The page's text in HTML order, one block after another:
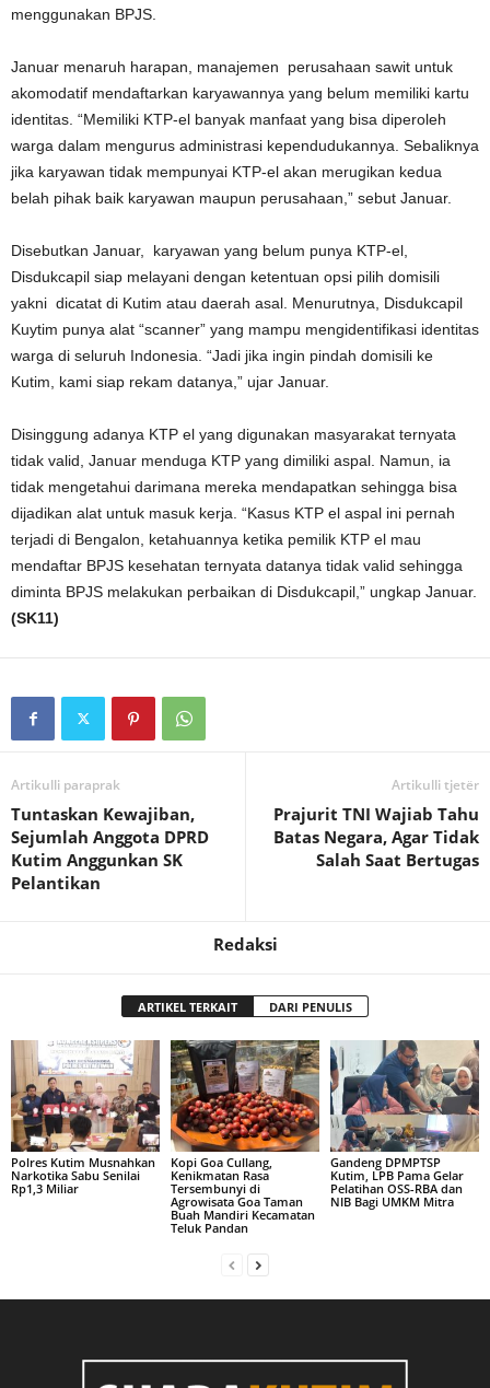
menggunakan BPJS.
Januar menaruh harapan, manajemen perusahaan sawit untuk
akomodatif mendaftarkan karyawannya yang belum memiliki kartu
identitas. “Memiliki KTP-el banyak manfaat yang bisa diperoleh
warga dalam mengurus administrasi kependudukannya. Sebaliknya
jika karyawan tidak mempunyai KTP-el akan merugikan kedua
belah pihak baik karyawan maupun perusahaan,” sebut Januar.
Disebutkan Januar, karyawan yang belum punya KTP-el,
Disdukcapil siap melayani dengan ketentuan opsi pilih domisili
yakni dicatat di Kutim atau daerah asal. Menurutnya, Disdukcapil
Kuytim punya alat “scanner” yang mampu mengidentifikasi identitas
warga di seluruh Indonesia. “Jadi jika ingin pindah domisili ke
Kutim, kami siap rekam datanya,” ujar Januar.
Disinggung adanya KTP el yang digunakan masyarakat ternyata
tidak valid, Januar menduga KTP yang dimiliki aspal. Namun, ia
tidak mengetahui darimana mereka mendapatkan sehingga bisa
dijadikan alat untuk masuk kerja. “Kasus KTP el aspal ini pernah
terjadi di Bengalon, ketahuannya ketika pemilik KTP el mau
mendaftar BPJS kesehatan ternyata datanya tidak valid sehingga
diminta BPJS melakukan perbaikan di Disdukcapil,” ungkap Januar.
(SK11)
Artikulli paraprak
Tuntaskan Kewajiban,
Sejumlah Anggota DPRD
Kutim Anggunkan SK
Pelantikan
Artikulli tjetër
Prajurit TNI Wajiab Tahu
Batas Negara, Agar Tidak
Salah Saat Bertugas
Redaksi
ARTIKEL TERKAIT DARI PENULIS
Polres Kutim Musnahkan
Narkotika Sabu Senilai
Rp1,3 Miliar
Kopi Goa Cullang,
Kenikmatan Rasa
Tersembunyi di
Agrowisata Goa Taman
Buah Mandiri Kecamatan
Teluk Pandan
Gandeng DPMPTSP
Kutim, LPB Pama Gelar
Pelatihan OSS-RBA dan
NIB Bagi UMKM Mitra